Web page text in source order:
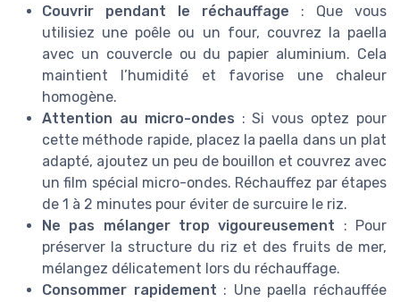
Couvrir pendant le réchauffage : Que vous
utilisiez une poêle ou un four, couvrez la paella
avec un couvercle ou du papier aluminium. Cela
maintient l’humidité et favorise une chaleur
homogène.
Attention au micro-ondes : Si vous optez pour
cette méthode rapide, placez la paella dans un plat
adapté, ajoutez un peu de bouillon et couvrez avec
un film spécial micro-ondes. Réchauffez par étapes
de 1 à 2 minutes pour éviter de surcuire le riz.
Ne pas mélanger trop vigoureusement : Pour
préserver la structure du riz et des fruits de mer,
mélangez délicatement lors du réchauffage.
Consommer rapidement : Une paella réchauffée